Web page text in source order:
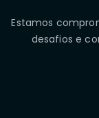
Estamos
desafios e